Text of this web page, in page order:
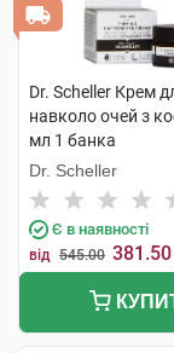
Dr. Scheller Крем
навколо очей з
мл 1 банка
Dr. Scheller
Є в наявності
від 545.00 381.50